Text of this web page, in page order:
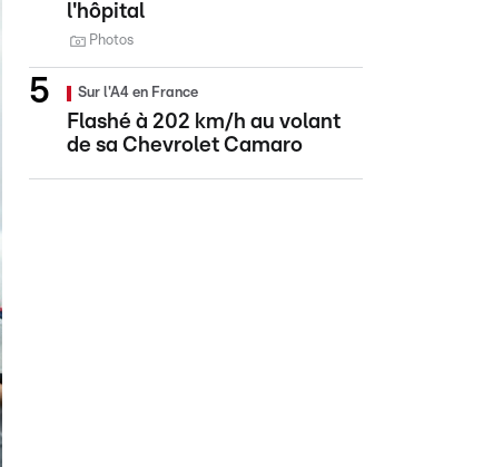
l'hôpital
Photos
Sur l'A4 en France
Flashé à 202 km/h au volant
de sa Chevrolet Camaro